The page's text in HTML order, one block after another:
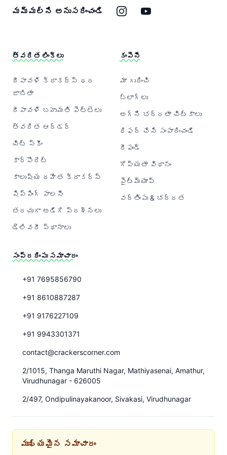
మమ్మల్ని అనుసరించండి ఇన్‌స్టాగ్రామ్
యూట్యూబ్
త్వరిత లింక్‌లు
దీపావళి క్రాకర్‌స్ ధర
జాబితా
దీపావళి బహుమతి పెట్టెలు
త్వరిత ఆర్డర్
చిట్ స్కీం
కార్పొరేట్
కాలుష్య రహిత క్రాకర్‌స్
షిప్పింగ్ పాలసీ
తరచుగా అడిగే ప్రశ్నలు
డెలివరీ స్థానాలు
కంపెనీ
మా గురించి
బ్లాగ్‌లు
అగ్ని భద్రతా చిట్కాలు
రిఫర్ చేసి సంపాదించండి
రీఫండ్
గోప్యతా విధానం
సైట్‌మ్యాప్
వర్తింపు & భద్రత
సంప్రదింపు సమాచారం
+91 7695856790
+91 8610887287
+91 9176227109
+91 9943301371
contact@crackerscorner.com
2/1015, Thanga Maruthi Nagar, Mathiyasenai, Amathur,
Virudhunagar - 626005
2/497, Ondipulinayakanoor, Sivakasi, Virudhunagar
ముఖ్యమైన సమాచారం